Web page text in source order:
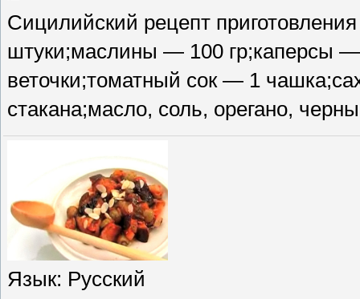
Сицилийский рецепт
штуки;маслины — 100 гр;каперсы
веточки;томатный сок — 1
стакана;масло, соль, орегано,
Язык: Русский